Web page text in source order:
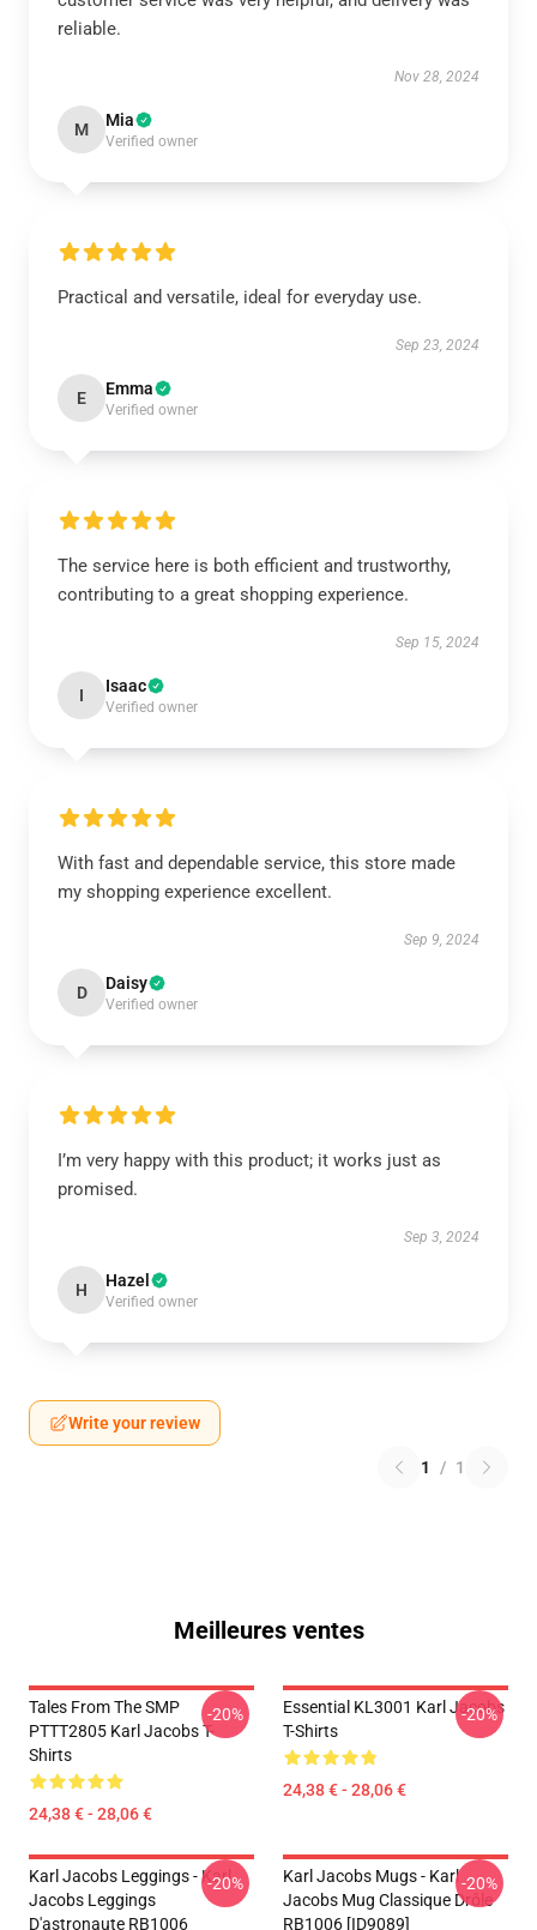
reliable.
Nov 28, 2024
M Mia
Verified owner
Practical and versatile, ideal for everyday use.
Sep 23, 2024
E Emma
Verified owner
The service here is both efficient and trustworthy,
contributing to a great shopping experience.
Sep 15, 2024
I Isaac
Verified owner
With fast and dependable service, this store made
my shopping experience excellent.
Sep 9, 2024
D Daisy
Verified owner
I’m very happy with this product; it works just as
promised.
Sep 3, 2024
H Hazel
Verified owner
Write your review
1 / 1
Meilleures ventes
Tales From The SMP
PTTT2805 Karl Jacobs T-
Shirts
24,38 € - 28,06 €
-20%
Essential KL3001 Karl Jacobs
T-Shirts
24,38 € - 28,06 €
-20%
Karl Jacobs Leggings - Karl
Jacobs Leggings
D'astronaute RB1006
-20%
Karl Jacobs Mugs - Karl
Jacobs Mug Classique Drôle
RB1006 [ID9089]
-20%